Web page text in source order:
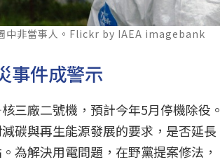
中非當事人。Flickr by IAEA imagebank
事件成警示
廠二號機，預計今年5月停機除役。
碳與再生能源發展的要求，是否延長
為解決用電問題，在野黨提案修法，